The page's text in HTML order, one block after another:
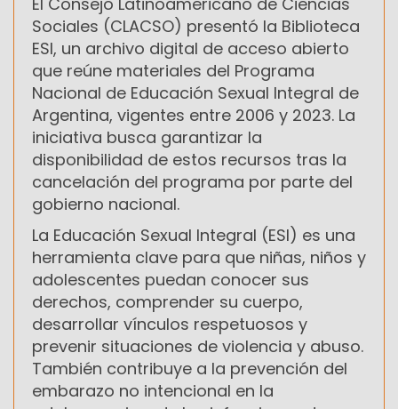
Sociales (CLACSO) presentó la Biblioteca
ESI, un archivo digital de acceso abierto
que reúne materiales del Programa
Nacional de Educación Sexual Integral de
Argentina, vigentes entre 2006 y 2023. La
iniciativa busca garantizar la
disponibilidad de estos recursos tras la
cancelación del programa por parte del
gobierno nacional.
La Educación Sexual Integral (ESI) es una
herramienta clave para que niñas, niños y
adolescentes puedan conocer sus
derechos, comprender su cuerpo,
desarrollar vínculos respetuosos y
prevenir situaciones de violencia y abuso.
También contribuye a la prevención del
embarazo no intencional en la